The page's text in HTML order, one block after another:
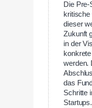
Die Pre-
kritische
dieser
Zukunft
in der
werden.
das
Schritte